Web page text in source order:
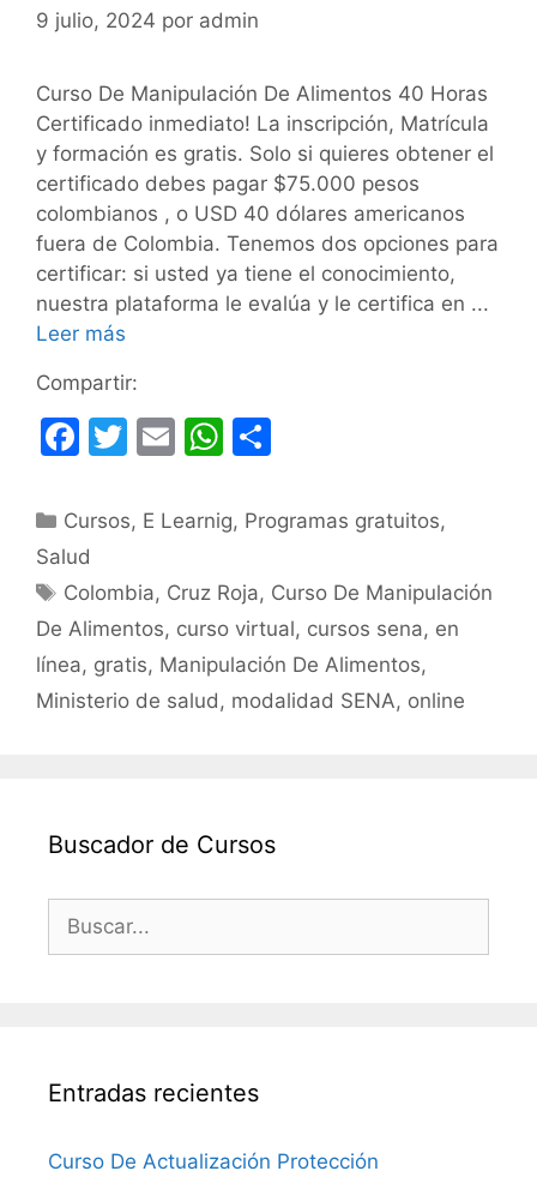
9 julio, 2024 por admin
Curso De Manipulación De Alimentos 40 Horas
Certificado inmediato! La inscripción, Matrícula
y formación es gratis. Solo si quieres obtener el
certificado debes pagar $75.000 pesos
colombianos , o USD 40 dólares americanos
fuera de Colombia. Tenemos dos opciones para
certificar: si usted ya tiene el conocimiento,
nuestra plataforma le evalúa y le certifica en ...
Leer más
Compartir:
F
c
e
b
o
o
k
T
itt
E
ai
W
at
A
p
p
m
ar
tir
Categorías
Cursos, E Learnig, Programas gratuitos,
Salud
Etiquetas
Colombia, Cruz Roja, Curso De Manipulación
De Alimentos, curso virtual, cursos sena, en
línea, gratis, Manipulación De Alimentos,
Ministerio de salud , modalidad SENA, online
Buscador de Cursos
Entradas recientes
Curso De Actualización Protección